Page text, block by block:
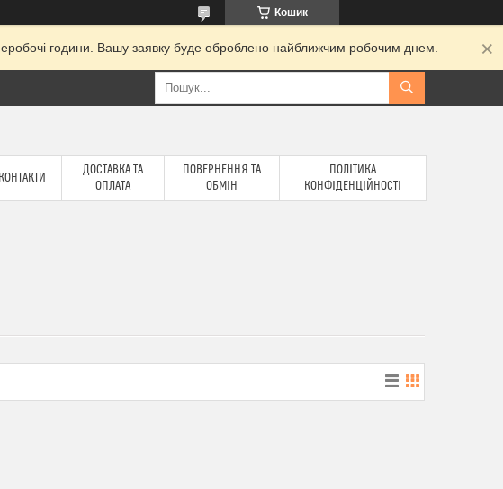
Кошик
години. Вашу заявку буде оброблено найближчим робочим днем.
КОНТАКТИ
ДОСТАВКА ТА
ОПЛАТА
ПОВЕРНЕННЯ ТА
ОБМІН
ПОЛІТИКА
КОНФІДЕНЦІЙНОСТІ